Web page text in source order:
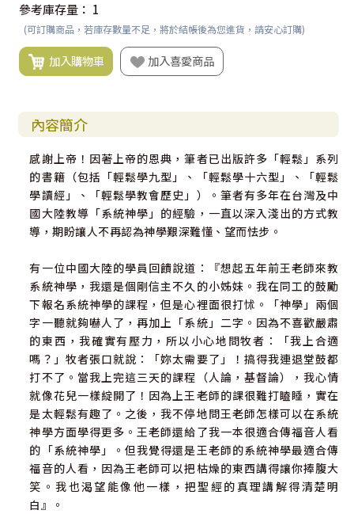
參考庫存量： 1
(可訂購商品，若庫存數量不足，將於結帳後為您進貨，請安心訂購)
加入購物車 加入喜愛商品
內容簡介
感謝上帝！因著上帝的恩典，筆者已出版許多「輕鬆」系列
的書籍（包括「輕鬆學九型」、「輕鬆學十六型」、「輕鬆
學讀經」、「輕鬆學教會歷史」）。筆者有多年在台灣及中
國大陸教導「系統神學」的經驗，一直以深入淺出的方式教
導，期盼讓人不再認為神學艱深難懂、望而怯步。
有一位中國大陸的學員回饋說道：『想起五年前王老師來教
系統神學，我還是個剛信主不久的小姊妹。我在同工的鼓勵
下報名系統神學的課程，但是心裡面很打怵。「神學」兩個
字一聽就夠嚇人了，再加上「系統」二字。因為不喜歡嚴肅
的東西，我確實有壓力，所以小心地問牧者：「我上合適
嗎？」牧者張口就說：「妳太需要了」！搞得我連退堂鼓都
打不了。當我上完這三天的課程（人論，基督論），我心情
就像花兒一樣綻開了！因為上王老師的課很難打瞌睡，實在
是太輕鬆有趣了。之後，我不停地問王老師怎樣可以在系統
神學方面學得更多。王老師還給了我一本很適合傳福音人看
的「系統神學」。但我覺得還是王老師的系統神學最適合傳
福音的人看，因為王老師可以把枯燥的東西講得讓你捧腹大
笑。我也渴望能像他一樣，把聖經的真理講解得清楚明
白』。